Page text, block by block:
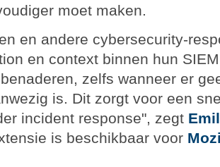
moet maken.
en andere cybersecurity-
en context binnen hun
zelfs wanneer er
is. Dit zorgt voor een
incident response", zegt
is beschikbaar voor